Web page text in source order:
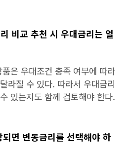
비교 추천 시 우대금리는 얼
은 우대조건 충족 여부에 따라
라질 수 있다. 따라서 우대금리
있는지도 함께 검토해야 한다.
면 변동금리를 선택해야 하